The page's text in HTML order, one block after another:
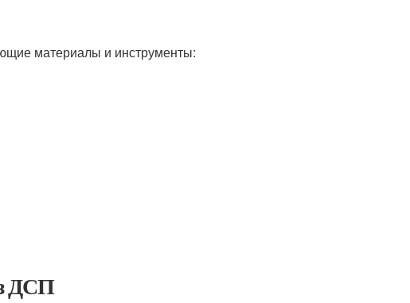
материалы и инструменты:
ДСП